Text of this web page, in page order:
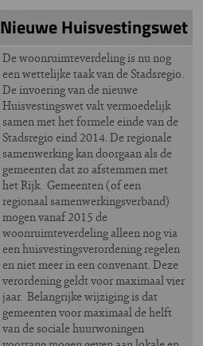
Nieuwe Huisvestingswet
De woonruimteverdeling is nu nog
een wettelijke taak van de Stadsregio.
De invoering van de nieuwe
Huisvestingswet valt vermoedelijk
samen met het formele einde van de
Stadsregio eind 2014. De regionale
samenwerking kan doorgaan als de
gemeenten dat zo afstemmen met
het Rijk. Gemeenten (of een
regionaal samenwerkingsverband)
mogen vanaf 2015 de
woonruimteverdeling alleen nog via
een huisvestingsverordening regelen
en niet meer in een convenant. Deze
verordening geldt voor maximaal vier
jaar. Belangrijke wijziging is dat
gemeenten voor maximaal de helft
van de sociale huurwoningen